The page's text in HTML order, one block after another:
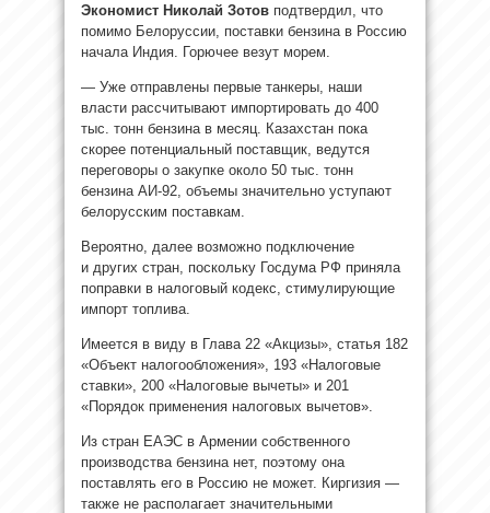
Экономист Николай Зотов подтвердил, что
помимо Белоруссии, поставки бензина в Россию
начала Индия. Горючее везут морем.
— Уже отправлены первые танкеры, наши
власти рассчитывают импортировать до 400
тыс. тонн бензина в месяц. Казахстан пока
скорее потенциальный поставщик, ведутся
переговоры о закупке около 50 тыс. тонн
бензина АИ-92, объемы значительно уступают
белорусским поставкам.
Вероятно, далее возможно подключение
и других стран, поскольку Госдума РФ приняла
поправки в налоговый кодекс, стимулирующие
импорт топлива.
Имеется в виду в Глава 22 «Акцизы», статья 182
«Объект налогообложения», 193 «Налоговые
ставки», 200 «Налоговые вычеты» и 201
«Порядок применения налоговых вычетов».
Из стран ЕАЭС в Армении собственного
производства бензина нет, поэтому она
поставлять его в Россию не может. Киргизия —
также не располагает значительными